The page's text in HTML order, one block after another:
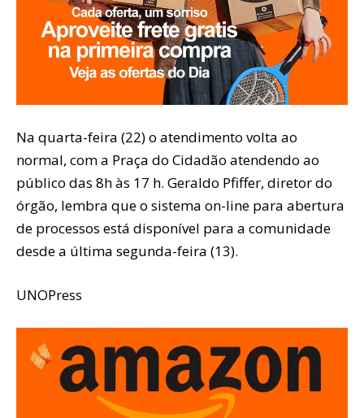
Na quarta-feira (22) o atendimento volta ao
normal, com a Praça do Cidadão atendendo ao
público das 8h às 17 h. Geraldo Pfiffer, diretor do
órgão, lembra que o sistema on-line para abertura
de processos está disponível para a comunidade
desde a última segunda-feira (13).
UNOPress